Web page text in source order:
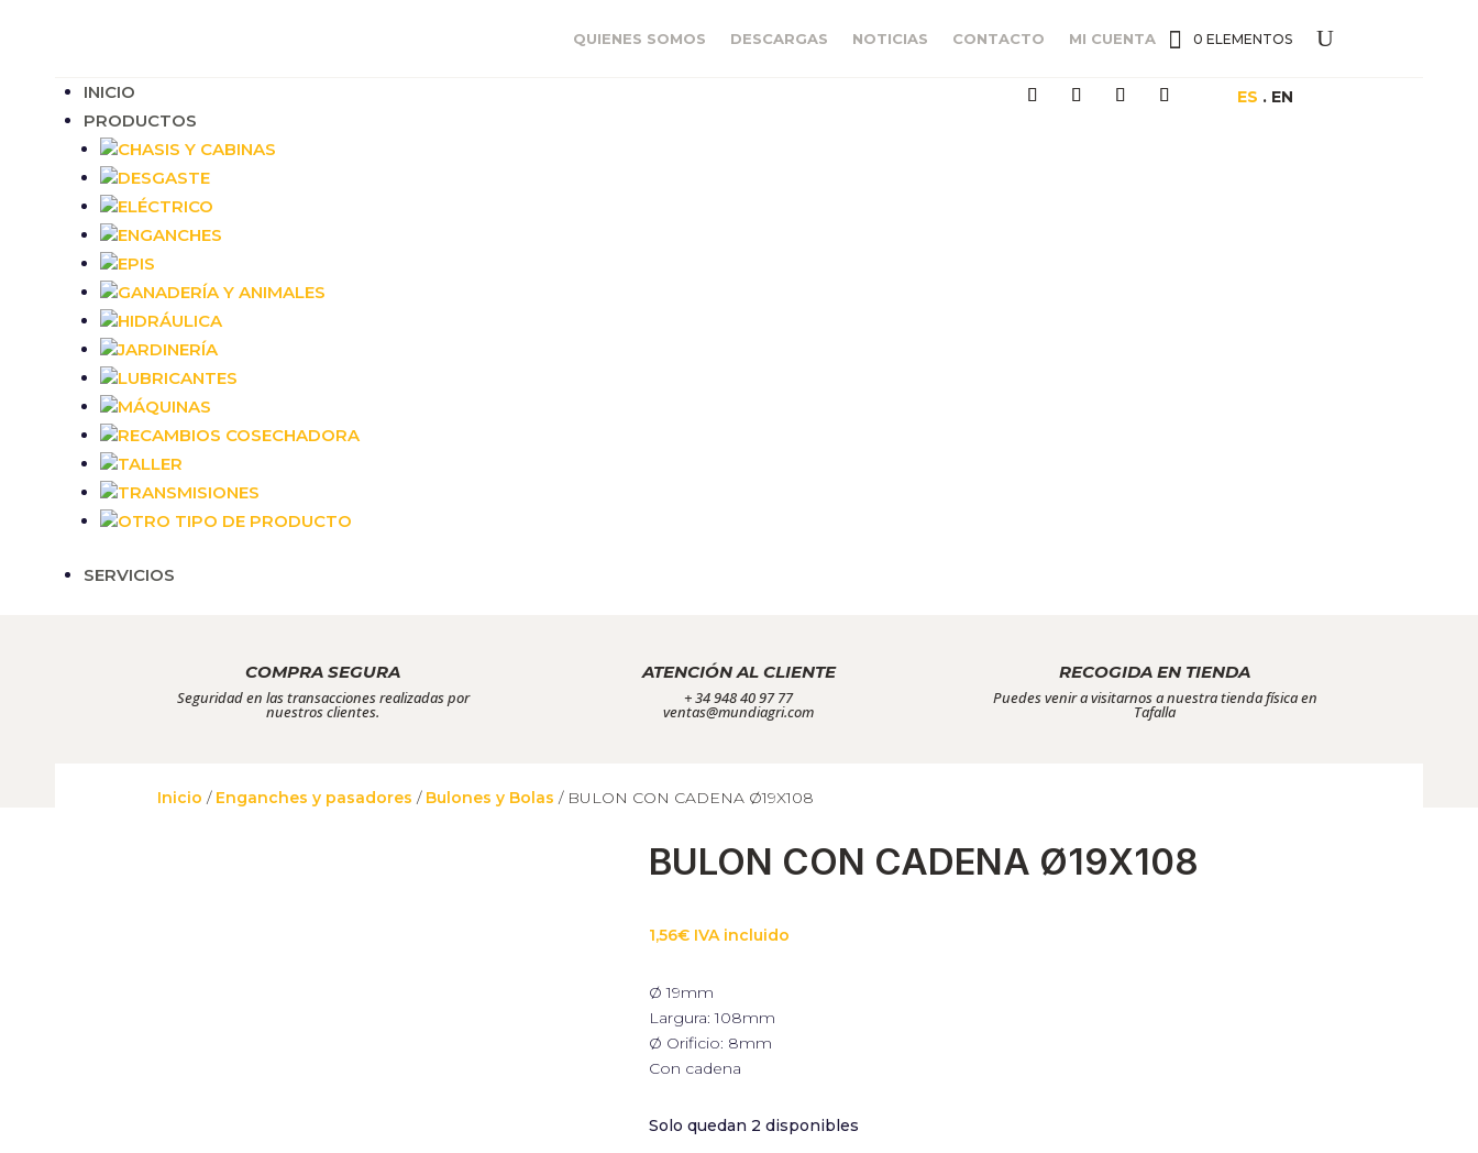
QUIENES SOMOS DESCARGAS NOTICIAS CONTACTO MI CUENTA 0 ELEMENTOS
INICIO
PRODUCTOS
CHASIS Y CABINAS
DESGASTE
ELÉCTRICO
ENGANCHES
EPIS
GANADERÍA Y ANIMALES
HIDRÁULICA
JARDINERÍA
LUBRICANTES
MÁQUINAS
RECAMBIOS COSECHADORA
TALLER
TRANSMISIONES
OTRO TIPO DE PRODUCTO
SERVICIOS
ES . EN
COMPRA SEGURA
Seguridad en las transacciones realizadas por
nuestros clientes.
ATENCIÓN AL CLIENTE
+ 34 948 40 97 77
ventas@mundiagri.com
RECOGIDA EN TIENDA
Puedes venir a visitarnos a nuestra tienda física en
Tafalla
Inicio / Enganches y pasadores / Bulones y Bolas / BULON CON CADENA Ø19X108
BULON CON CADENA Ø19X108
1,56€ IVA incluido
Ø 19mm
Largura: 108mm
Ø Orificio: 8mm
Con cadena
Solo quedan 2 disponibles